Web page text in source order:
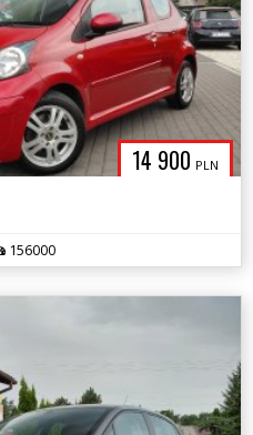
14 900 PLN
156000